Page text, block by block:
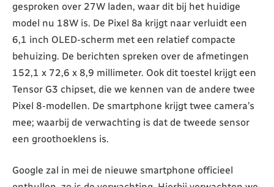
gesproken over 27W laden, waar dit bij het huidige
model nu 18W is. De Pixel 8a krijgt naar verluidt een
6,1 inch OLED-scherm met een relatief compacte
behuizing. De berichten spreken over de afmetingen
152,1 x 72,6 x 8,9 millimeter. Ook dit toestel krijgt een
Tensor G3 chipset, die we kennen van de andere twee
Pixel 8-modellen. De smartphone krijgt twee camera’s
mee; waarbij de verwachting is dat de tweede sensor
een groothoeklens is.
Google zal in mei de nieuwe smartphone officieel